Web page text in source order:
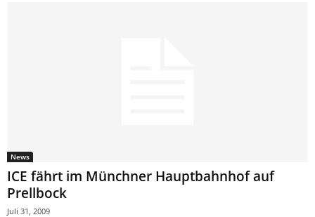
News
ICE fährt im Münchner Hauptbahnhof auf
Prellbock
Juli 31, 2009